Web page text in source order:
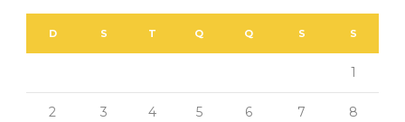
D S T Q Q S S
1
2 3 4 5 6 7 8